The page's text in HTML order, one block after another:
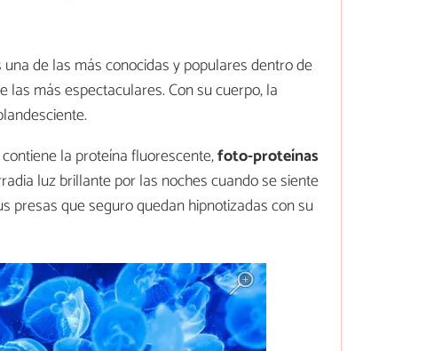
de las más conocidas y populares dentro de
más espectaculares. Con su cuerpo, la
la proteína fluorescente,foto-proteínas
luz brillante por las noches cuando se siente
presas que seguro quedan hipnotizadas con su